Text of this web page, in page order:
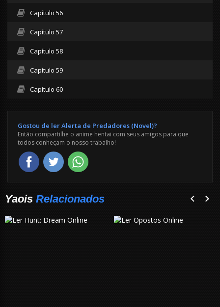
Capítulo 56
Capítulo 57
Capítulo 58
Capítulo 59
Capítulo 60
Gostou de ler Alerta de Predadores (Novel)?
Então compartilhe o anime hentai com seus amigos para que
todos conheçam o nosso trabalho!
Yaois Relacionados